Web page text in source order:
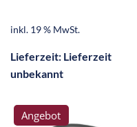
inkl. 19 % MwSt.
Lieferzeit: Lieferzeit
unbekannt
Angebot